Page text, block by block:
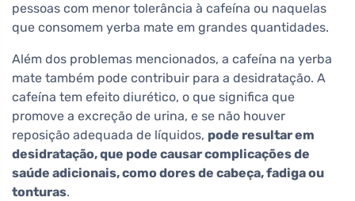
pessoas com menor tolerância à cafeína ou naquelas
que consomem yerba mate em grandes quantidades.
Além dos problemas mencionados, a cafeína na yerba
mate também pode contribuir para a desidratação. A
cafeína tem efeito diurético, o que significa que
promove a excreção de urina, e se não houver
reposição adequada de líquidos, pode resultar em
desidratação, que pode causar complicações de
saúde adicionais, como dores de cabeça, fadiga ou
tonturas.